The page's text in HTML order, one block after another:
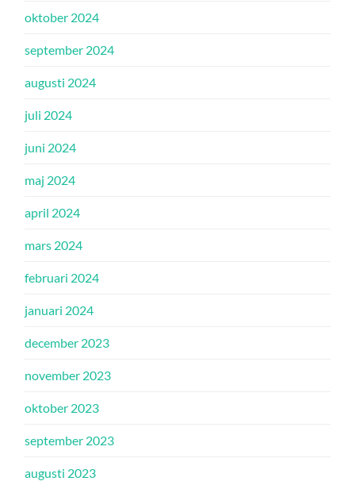
oktober 2024
september 2024
augusti 2024
juli 2024
juni 2024
maj 2024
april 2024
mars 2024
februari 2024
januari 2024
december 2023
november 2023
oktober 2023
september 2023
augusti 2023